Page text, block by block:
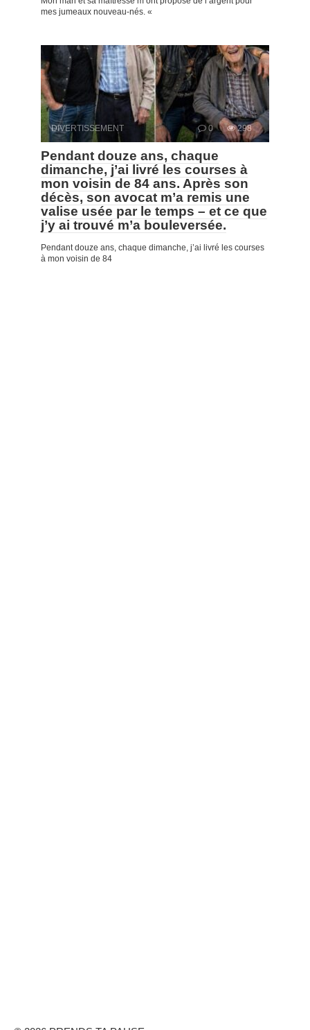
mes jumeaux nouveau-nés. «
DIVERTISSEMENT 0 298
Pendant douze ans, chaque
dimanche, j’ai livré les courses à
mon voisin de 84 ans. Après son
décès, son avocat m’a remis une
valise usée par le temps – et ce que
j’y ai trouvé m’a bouleversée.
Pendant douze ans, chaque dimanche, j’ai livré les courses
à mon voisin de 84